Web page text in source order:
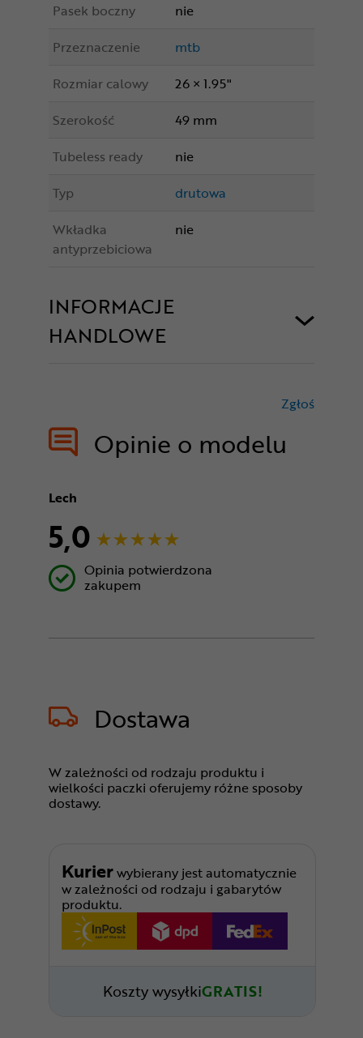
Pasek boczny
nie
Przeznaczenie
mtb
Rozmiar calowy
26 × 1.95"
Szerokość
49 mm
Tubeless ready
nie
Typ
drutowa
Wkładka
antyprzebiciowa
nie
INFORMACJE
HANDLOWE
Opinie o modelu
Zgłoś
Lech
5,0
Opinia potwierdzona
zakupem
Dostawa
W zależności od rodzaju produktu i
wielkości paczki oferujemy różne sposoby
dostawy.
Kurierwybierany jest automatycznie
w zależności od rodzaju i gabarytów
produktu.
Koszty wysyłkiGRATIS!